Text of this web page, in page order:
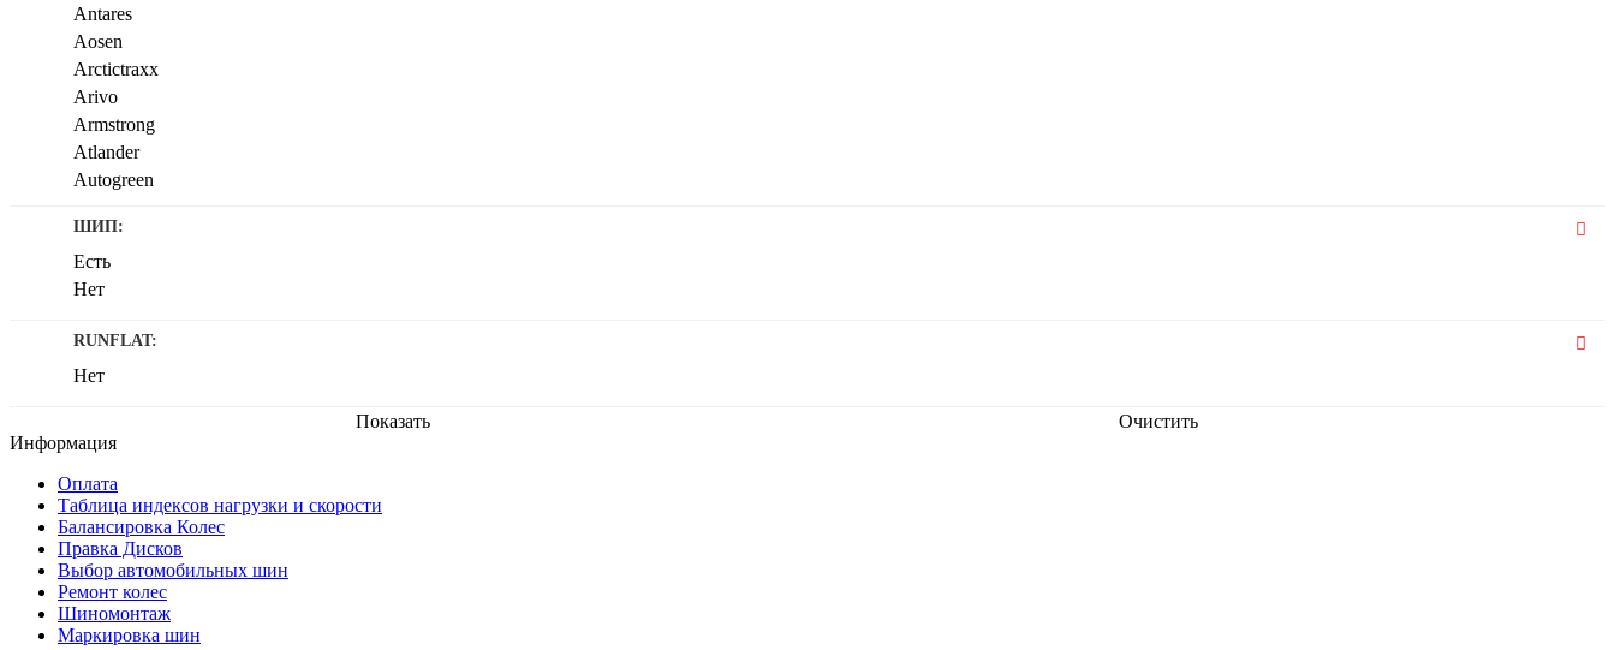
79
82
84
85
86
87
88
90
91
92
94
95
98
99
Antares
Aosen
Arctictraxx
Arivo
Armstrong
Atlander
Autogreen
Boto
Bridgestone
Centara
Compasal
Continental
Delinte
Double Star
ECOVISION
Firemax
FORCELAND
Formula
Fortune
ШИП:
Есть
Нет
RUNFLAT:
Нет
Показать
Очистить
Информация
Оплата
Таблица индексов нагрузки и скорости
Балансировка Колес
Правка Дисков
Выбор автомобильных шин
Ремонт колес
Шиномонтаж
Маркировка шин